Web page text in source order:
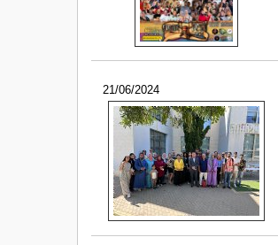
21/06/2024